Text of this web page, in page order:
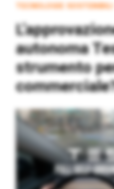
TECNOLOGIE SOSTENIBILI
L’approvazione della guida
autonoma
strumento